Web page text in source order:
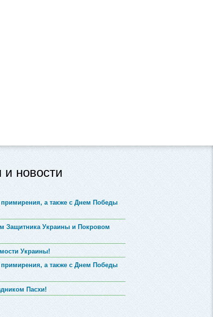
и новости
а также с Днем Победы
Защитника Украины и Покровом
Украины!
а также с Днем Победы
Пасхи!